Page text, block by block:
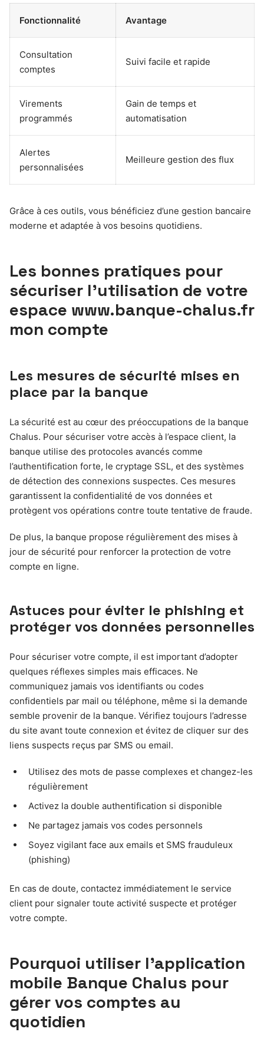
Fonctionnalité Avantage
Consultation
comptes
Suivi facile et rapide
Virements
programmés
Gain de temps et
automatisation
Alertes
personnalisées
Meilleure gestion des flux
Grâce à ces outils, vous bénéficiez d’une gestion bancaire
moderne et adaptée à vos besoins quotidiens.
Les bonnes pratiques pour
sécuriser l’utilisation de votre
espace www.banque-chalus.fr
mon compte
Les mesures de sécurité mises en
place par la banque
La sécurité est au cœur des préoccupations de la banque
Chalus. Pour sécuriser votre accès à l’espace client, la
banque utilise des protocoles avancés comme
l’authentification forte, le cryptage SSL, et des systèmes
de détection des connexions suspectes. Ces mesures
garantissent la confidentialité de vos données et
protègent vos opérations contre toute tentative de fraude.
De plus, la banque propose régulièrement des mises à
jour de sécurité pour renforcer la protection de votre
compte en ligne.
Astuces pour éviter le phishing et
protéger vos données personnelles
Pour sécuriser votre compte, il est important d’adopter
quelques réflexes simples mais efficaces. Ne
communiquez jamais vos identifiants ou codes
confidentiels par mail ou téléphone, même si la demande
semble provenir de la banque. Vérifiez toujours l’adresse
du site avant toute connexion et évitez de cliquer sur des
liens suspects reçus par SMS ou email.
Utilisez des mots de passe complexes et changez-les
régulièrement
Activez la double authentification si disponible
Ne partagez jamais vos codes personnels
Soyez vigilant face aux emails et SMS frauduleux
(phishing)
En cas de doute, contactez immédiatement le service
client pour signaler toute activité suspecte et protéger
votre compte.
Pourquoi utiliser l’application
mobile Banque Chalus pour
gérer vos comptes au
quotidien